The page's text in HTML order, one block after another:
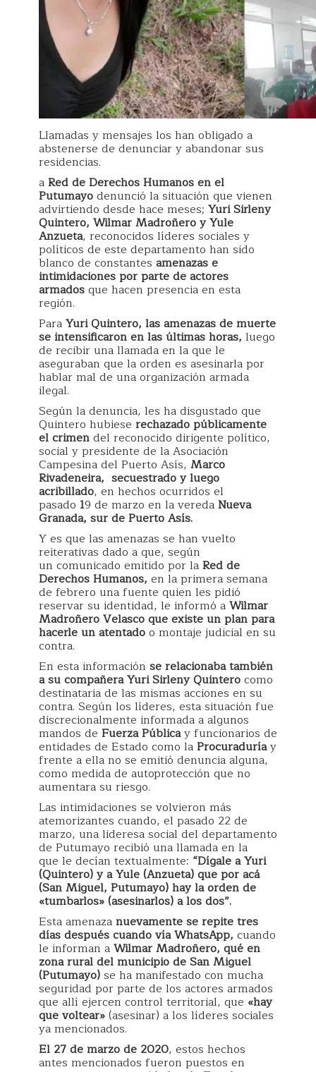
Llamadas y mensajes los han obligado a
abstenerse de denunciar y abandonar sus
residencias.
aRed de Derechos Humanos en el
Putumayodenunció la situación que vienen
advirtiendo desde hace meses; Yuri Sirleny
Quintero, Wilmar Madroñero y Yule
Anzueta, reconocidos líderes sociales y
políticos de este departamento han sido
blanco de constantes amenazas e
intimidaciones por parte de actores
armadosque hacen presencia en esta
región.
ParaYuri Quintero, las amenazas de muerte
se intensificaron en las últimas horas, luego
de recibir una llamada en la que le
aseguraban que la orden es asesinarla por
hablar mal de una organización armada
ilegal.
Según la denuncia, les ha disgustado que
Quintero hubiese rechazado públicamente
el crimendel reconocido dirigente político,
social y presidente de la Asociación
Campesina del Puerto Asís, Marco
Rivadeneira, secuestrado y luego
acribillado, en hechos ocurridos el
pasado 19 de marzo en la veredaNueva
Granada, sur de Puerto Asís.
Y es que las amenazas se han vuelto
reiterativas dado a que, según
un comunicado emitido por laRed de
Derechos Humanos, en la primera semana
de febrero una fuente quien les pidió
reservar su identidad, le informó aWilmar
Madroñero Velasco que existe un plan para
hacerle unatentadoo montaje judicial en su
contra.
En esta información se relacionaba también
a su compañera Yuri Sirleny Quinterocomo
destinataria de las mismas acciones en su
contra. Según los líderes, esta situación fue
discrecionalmente informada a algunos
mandos de Fuerza Públicay funcionarios de
entidades de Estado como laProcuraduríay
frente a ella no se emitió denuncia alguna,
como medida de autoprotección que no
aumentara su riesgo.
Las intimidaciones se volvieron más
atemorizantes cuando, el pasado 22 de
marzo, una lideresa social del departamento
de Putumayo recibió una llamada en la
que le decían textualmente: “Dígale a Yuri
(Quintero) y a Yule (Anzueta) que por acá
(San Miguel, Putumayo) hay la orden de
«tumbarlos» (asesinarlos) a los dos”.
Esta amenazanuevamente se repite tres
días después cuando vía WhatsApp, cuando
le informan aWilmar Madroñero, qué en
zona rural del municipio de San Miguel
(Putumayo)se ha manifestado con mucha
seguridad por parte de los actores armados
que allí ejercen control territorial, que «hay
que voltear»(asesinar) a los líderes sociales
ya mencionados.
El 27 de marzo de 2020, estos hechos
antes mencionados fueron puestos en